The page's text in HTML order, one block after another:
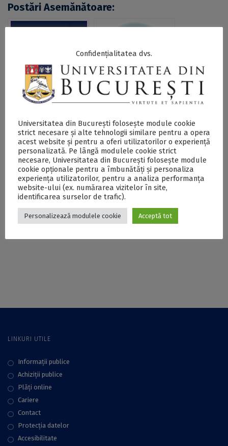
Postări Asemănătoare:
Universitatea din
cu Diploma de
excelență la „Gala
Edumanager 2019”
Diplomă de
proiectul CNIV 2017
„Noi tehnologii în
educație și
cercetare” oferită
Universității din
București
Proiectul HUB,
implementat de
„Noi paradigme
pentru învățământul
LINKURI UTILE
Informații publice
Achiziții publice
Plăţi online
Cariere
Contact
Protecţia datelor
Accesibilitate
Confidențialitatea dvs.
Universitatea din București folosește module cookie
strict necesare și alte tehnologii similare pentru a opera
acest website și pentru a oferi utilizatorilor o experiență
personalizată. Pe lângă modulele cookie strict
necesare, Universitatea din București folosește module
cookie opționale pentru a îmbunătăți și personaliza
experiența utilizatorilor, pentru a analiza performanța
website-ului (ex. numărarea vizitelor în site,
identificarea surselor de trafic).
Personalizează modulele cookie Acceptă tot